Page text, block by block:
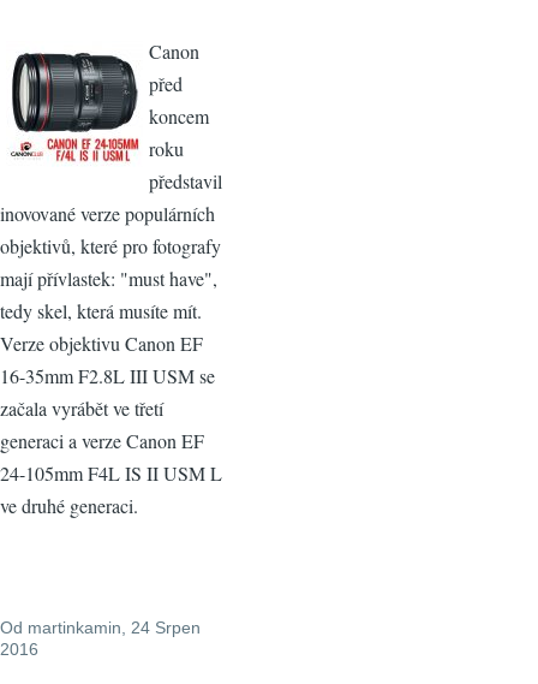
Canon
před
koncem
roku
představil
inovované verze populárních
objektivů, které pro fotografy
mají přívlastek: "must have",
tedy skel, která musíte mít.
Verze objektivu Canon EF
16-35mm F2.8L III USM se
začala vyrábět ve třetí
generaci a verze Canon EF
24-105mm F4L IS II USM L
ve druhé generaci.
Od martinkamin , 24 Srpen
2016